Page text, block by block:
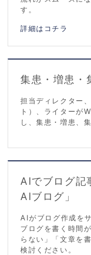
す。
詳細はコチラ
集患・増患・
担当ディレクター
ト）、ライターが
し、集患・増患、
AIでブログ記
AIブログ」
AIがブログ作成を
ブログを書く時間
らない」「文章を
検討ください。